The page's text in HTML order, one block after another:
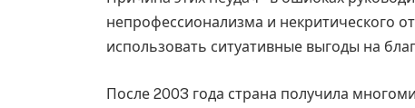
непрофессионализма и некритического
использовать ситуативные выгоды на
После 2003 года страна получила